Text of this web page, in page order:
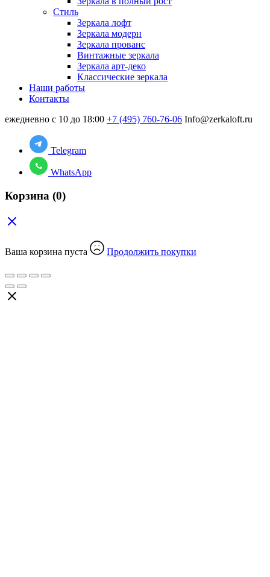
Стиль
Зеркала лофт
Зеркала модерн
Зеркала прованс
Винтажные зеркала
Зеркала арт-деко
Классические зеркала
Наши работы
Контакты
ежедневно с 10 до 18:00 +7 (495) 760-76-06 Info@zerkaloft.ru
Telegram
WhatsApp
Корзина (0)
Ваша корзина пуста Продолжить покупки